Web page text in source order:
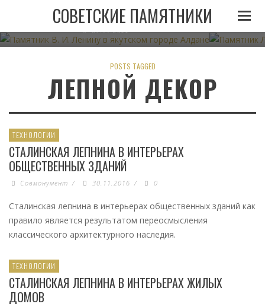
СОВЕТСКИЕ ПАМЯТНИКИ
ПАМЯТНИК В. И. ЛЕНИНУ В ЯКУТСКОМ ГОРОДЕ
АЛДАНЕ
07.11.2022
POSTS TAGGED
ЛЕПНОЙ ДЕКОР
ТЕХНОЛОГИИ
СТАЛИНСКАЯ ЛЕПНИНА В ИНТЕРЬЕРАХ
ОБЩЕСТВЕННЫХ ЗДАНИЙ
Совмонумент / 30.11.2016 / 0
Сталинская лепнина в интерьерах общественных зданий как
правило является результатом переосмысления
классического архитектурного наследия.
ТЕХНОЛОГИИ
СТАЛИНСКАЯ ЛЕПНИНА В ИНТЕРЬЕРАХ ЖИЛЫХ
ДОМОВ